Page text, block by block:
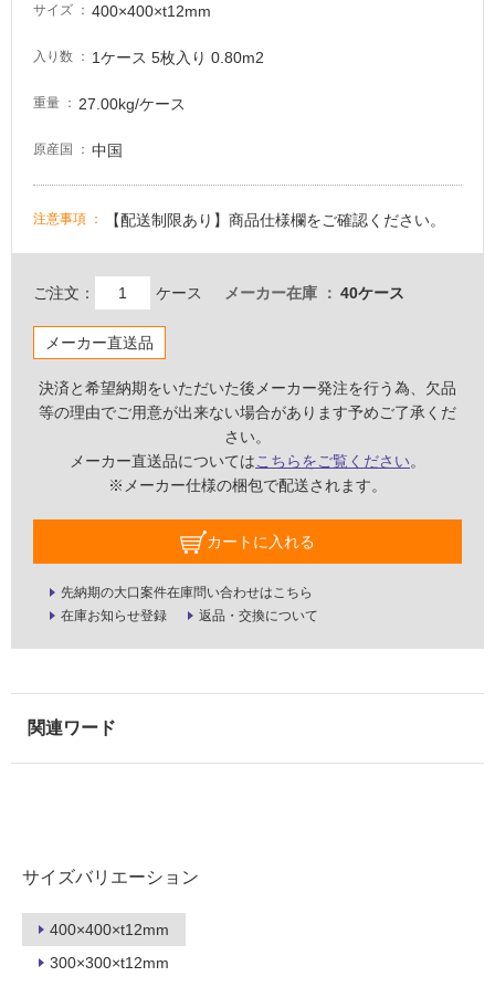
サイズ 400×400×t12mm
入り数 1ケース 5枚入り 0.80m2
重量 27.00kg/ケース
原産国 中国
注意事項 【配送制限あり】商品仕様欄をご確認ください。
ご注文： ケース メーカー在庫 40ケース
メーカー直送品
決済と希望納期をいただいた後メーカー発注を行う為、欠品
等の理由でご用意が出来ない場合があります予めご了承くだ
さい。
メーカー直送品についてはこちらをご覧ください。
※メーカー仕様の梱包で配送されます。
カートに入れる
先納期の大口案件在庫問い合わせはこちら
在庫お知らせ登録
返品・交換について
サイズバリエーション
400×400×t12mm
300×300×t12mm
し
い
注
が
必
適
し
て
い
い
外
壁・
室
使
可
(寒